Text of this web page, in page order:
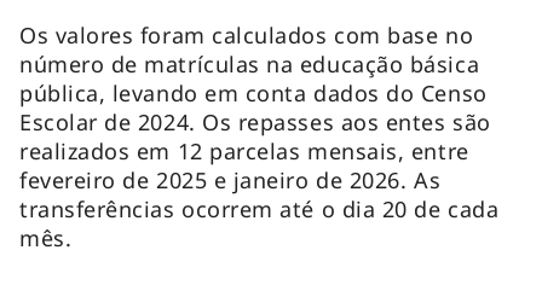
Os valores foram calculados com base no
número de matrículas na educação básica
pública, levando em conta dados do Censo
Escolar de 2024. Os repasses aos entes são
realizados em 12 parcelas mensais, entre
fevereiro de 2025 e janeiro de 2026. As
transferências ocorrem até o dia 20 de cada
mês.